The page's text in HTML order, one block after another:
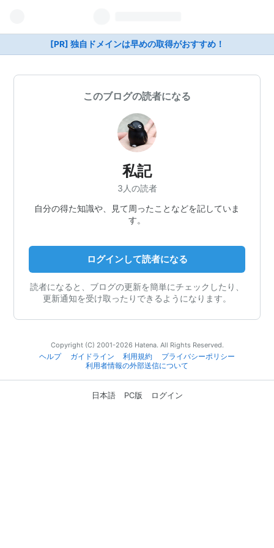
[PR] 独自ドメインは早めの取得がおすすめ！
このブログの読者になる
私記
3人の読者
自分の得た知識や、見て周ったことなどを記していま
す。
ログインして読者になる
読者になると、ブログの更新を簡単にチェックしたり、
更新通知を受け取ったりできるようになります。
Copyright (C) 2001-2026 Hatena. All Rights Reserved.
ヘルプ
ガイドライン 利用規約
プライバシーポリシー
利用者情報の外部送信について
日本語 PC版 ログイン